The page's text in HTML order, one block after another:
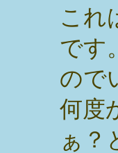
これ
です
ので
何度
ぁ？